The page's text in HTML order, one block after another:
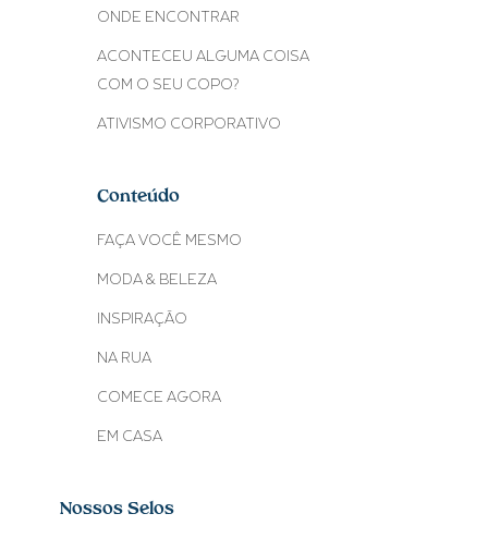
ONDE ENCONTRAR
ACONTECEU ALGUMA COISA
COM O SEU COPO?
ATIVISMO CORPORATIVO
Conteúdo
FAÇA VOCÊ MESMO
MODA & BELEZA
INSPIRAÇÃO
NA RUA
COMECE AGORA
EM CASA
Nossos Selos